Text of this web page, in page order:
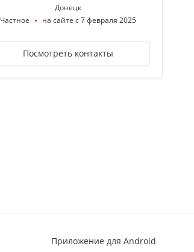
Донецк
Частное
на сайте с 7 февраля 2025
Посмотреть контакты
Приложение для Android